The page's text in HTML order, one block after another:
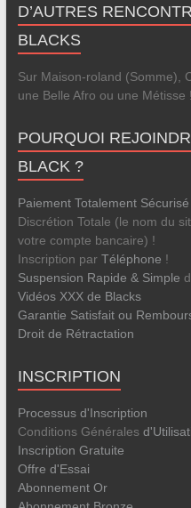
D’AUTRES
BLACKS
Sur Maison-roland (Somme),
une Belle Afro ou une Métisse !
POURQUOI
BLACK ?
Paiement Totalement Sécurisé
Discrétion Totale (le nom du
votre compte bancaire) !
Inscription par Téléphone !
Suspension Rapide & Simple
Vidéos XXX de Blacks
Garantie Satisfait ou
Droit de Rétractation
INSCRIPTION
Processus d'Inscription
Conditions Générales
Inscription Gratuite
Offre d'Essai
Abonnement Or